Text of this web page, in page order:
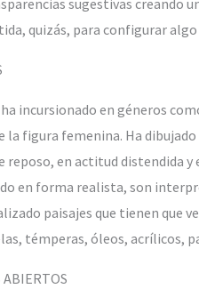
sugestivas creando
quizás, para configurar
incursionado en géneros
la figura femenina. Ha
en actitud distendida y
en forma realista, son
paisajes que tienen que
témperas, óleos, acrílicos,
ABIERTOS